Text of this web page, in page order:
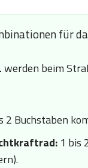
für
werden beim
2 Buchstaben
1 bis